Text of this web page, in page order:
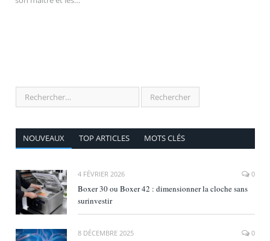
NOUVEAUX TOP ARTICLES MOTS CLÉS
4 FÉVRIER 2026 0
Boxer 30 ou Boxer 42 : dimensionner la cloche sans
surinvestir
8 DÉCEMBRE 2025 0